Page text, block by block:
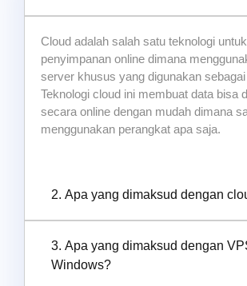
Cloud adalah salah satu teknologi untuk
penyimpanan online dimana
server khusus yang digunakan
Teknologi cloud ini membuat data bisa
secara online dengan mudah dimana
menggunakan perangkat apa saja.
2. Apa yang dimaksud dengan
3. Apa yang dimaksud dengan
Windows?